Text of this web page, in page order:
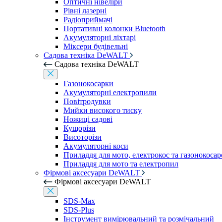
Оптичні нівеліри
Рівні лазерні
Радіоприймачі
Портативні колонки Bluetooth
Акумуляторні ліхтарі
Міксери будівельні
Садова техніка DeWALT
Садова техніка DeWALT
Газонокосарки
Акумуляторні електропили
Повітродувки
Мийки високого тиску
Ножиці садові
Кущорізи
Висоторізи
Акумуляторні коси
Приладдя для мото, електрокос та
Приладдя для мото та електропил
Фірмові аксесуари DeWALT
Фірмові аксесуари DeWALT
SDS-Max
SDS-Plus
Інструмент вимірювальний та розмічальний